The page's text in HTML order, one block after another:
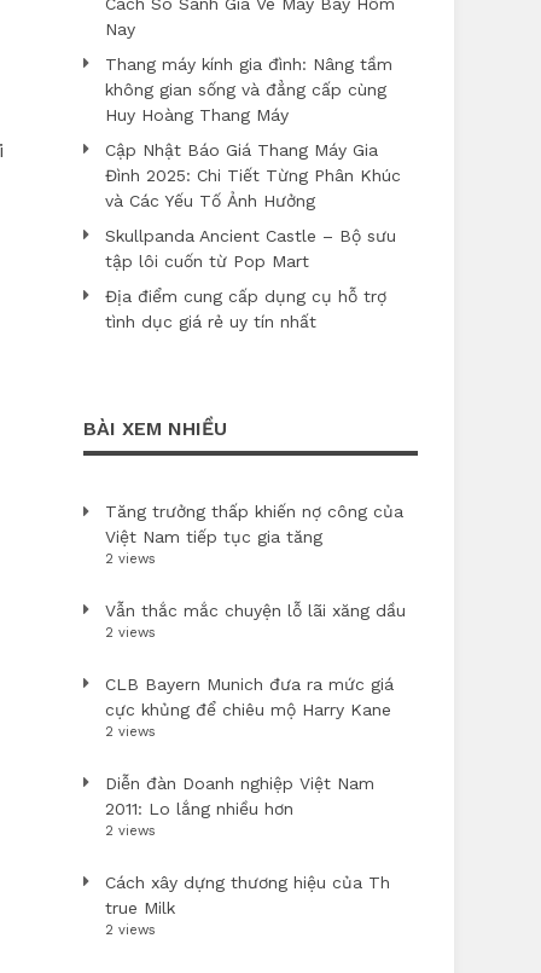
Nay
Thang máy kính gia đình: Nâng tầm
không gian sống và đẳng cấp cùng
Huy Hoàng Thang Máy
Cập Nhật Báo Giá Thang Máy Gia
Đình 2025: Chi Tiết Từng Phân Khúc
và Các Yếu Tố Ảnh Hưởng
Skullpanda Ancient Castle – Bộ sưu
tập lôi cuốn từ Pop Mart
Địa điểm cung cấp dụng cụ hỗ trợ
tình dục giá rẻ uy tín nhất
BÀI XEM NHIỀU
Tăng trưởng thấp khiến nợ công của
Việt Nam tiếp tục gia tăng
2 views
Vẫn thắc mắc chuyện lỗ lãi xăng dầu
2 views
CLB Bayern Munich đưa ra mức giá
cực khủng để chiêu mộ Harry Kane
2 views
Diễn đàn Doanh nghiệp Việt Nam
2011: Lo lắng nhiều hơn
2 views
Cách xây dựng thương hiệu của Th
true Milk
2 views